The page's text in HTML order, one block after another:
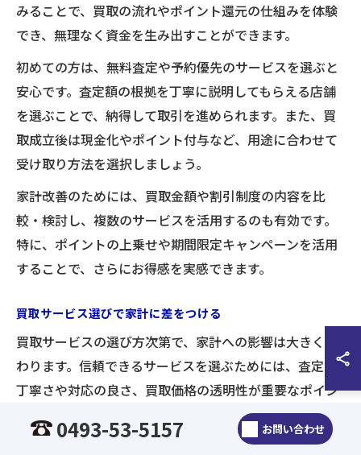
みることで、買取の流れやポイント還元の仕組みを体験
でき、無理なく資金を生み出すことができます。
初めての方は、無料査定や予約優先のサービスを選ぶと
安心です。査定額の根拠を丁寧に説明してもらえる店舗
を選ぶことで、納得して取引を進められます。また、買
取成立後は現金化やポイント付与など、用途に合わせて
受け取り方法を選択しましょう。
家計改善のためには、買取金額や割引制度の内容を比
較・検討し、複数のサービスを活用するのも有効です。
特に、ポイントの上乗せや期間限定キャンペーンを活用
することで、さらにお得感を実感できます。
買取サービス選びで家計に差をつける
買取サービスの選び方次第で、家計への影響は大きく変
わります。信頼できるサービスを選ぶためには、査定の
丁寧さや対応の良さ、買取価格の透明性が重要なポイン
トです。特に、過去の利用者の口コミや実績を参考にす
ることで、失敗を防ぐことができます。
0493-53-5157 お問い合わせ